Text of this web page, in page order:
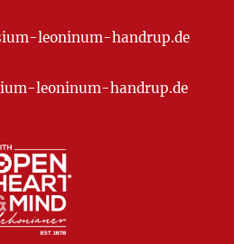
leoninum-handrup.de
leoninum-handrup.de